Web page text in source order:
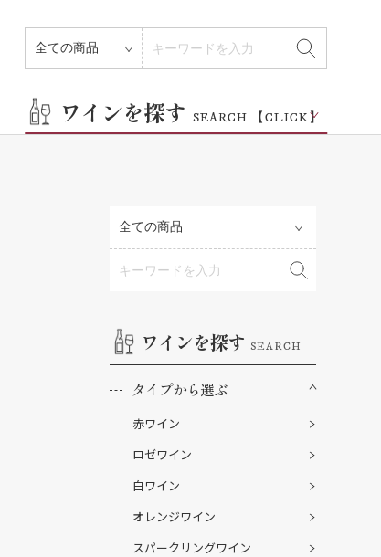
ワインを探す SEARCH 【CLICK】
ワインを探す SEARCH
タイプから選ぶ
赤ワイン
ロゼワイン
白ワイン
オレンジワイン
スパークリングワイン